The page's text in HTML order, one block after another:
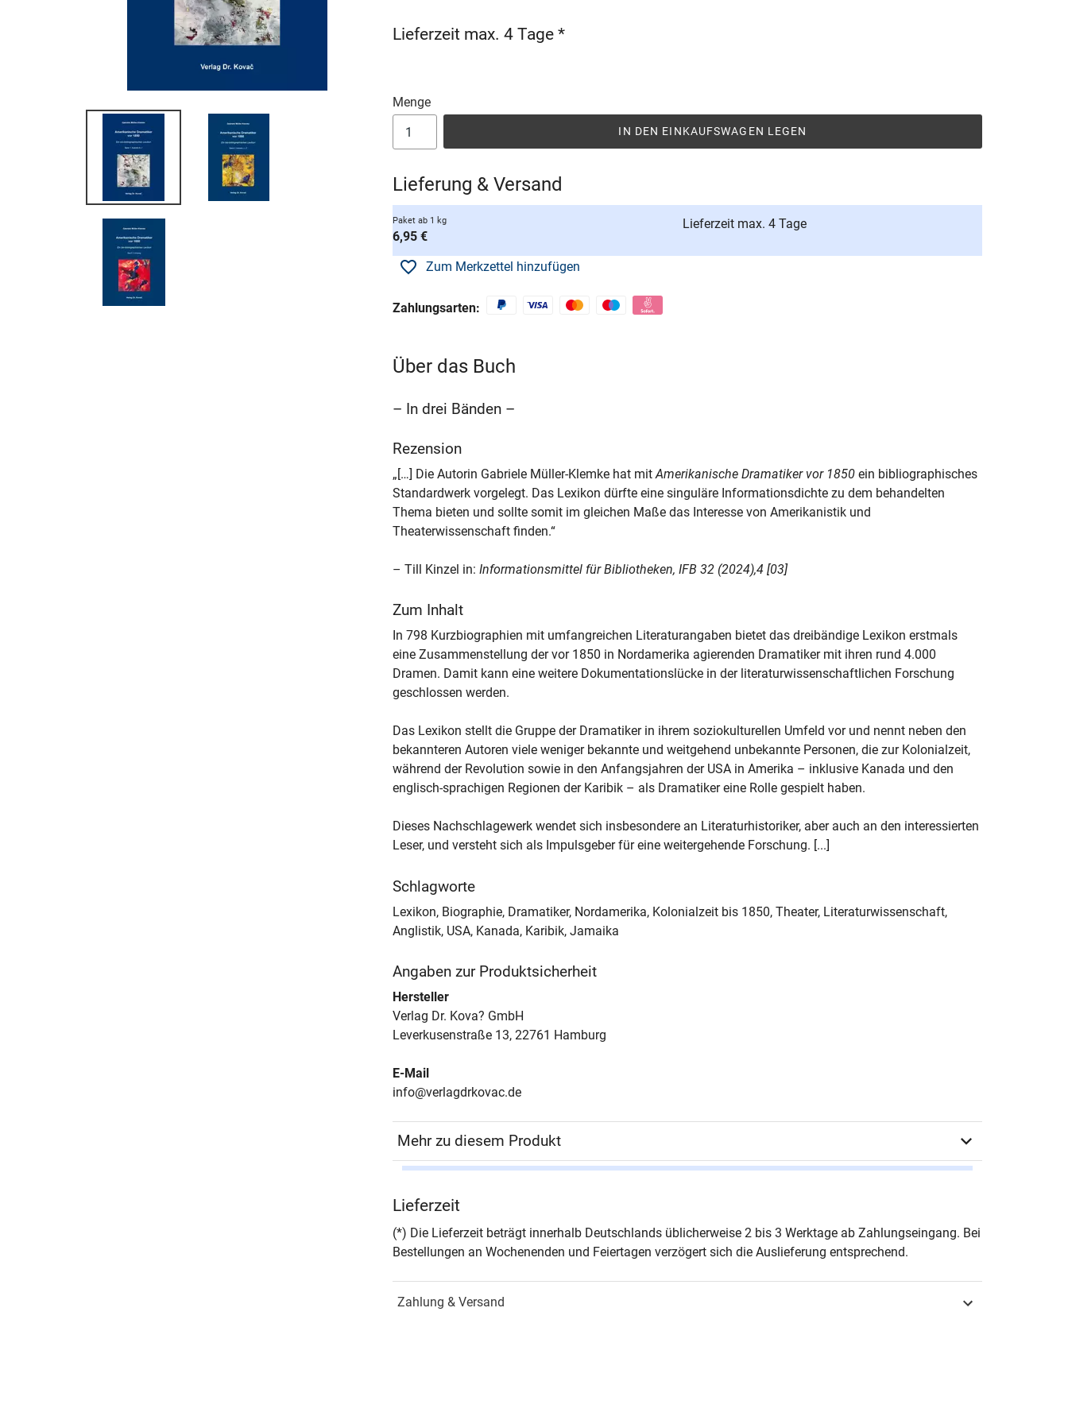
Lieferzeit max. 4 Tage *
Menge
IN DEN EINKAUFSWAGEN LEGEN
Lieferung & Versand
Paket ab 1 kg
6,95 €
Lieferzeit max. 4 Tage
Zum Merkzettel hinzufügen
Zahlungsarten:
Über das Buch
– In drei Bänden –
Rezension
„[…] Die Autorin Gabriele Müller-Klemke hat mitAmerikanische Dramatiker vor 1850ein bibliographisches
Standardwerk vorgelegt. Das Lexikon dürfte eine singuläre Informationsdichte zu dem behandelten
Thema bieten und sollte somit im gleichen Maße das Interesse von Amerikanistik und
Theaterwissenschaft finden.“
– Till Kinzel in: Informationsmittel für Bibliotheken, IFB 32 (2024),4 [03]
Zum Inhalt
In 798 Kurzbiographien mit umfangreichen Literaturangaben bietet das dreibändige Lexikon erstmals
eine Zusammenstellung der vor 1850 in Nordamerika agierenden Dramatiker mit ihren rund 4.000
Dramen. Damit kann eine weitere Dokumentationslücke in der literaturwissenschaftlichen Forschung
geschlossen werden.
Das Lexikon stellt die Gruppe der Dramatiker in ihrem soziokulturellen Umfeld vor und nennt neben den
bekannteren Autoren viele weniger bekannte und weitgehend unbekannte Personen, die zur Kolonialzeit,
während der Revolution sowie in den Anfangsjahren der USA in Amerika – inklusive Kanada und den
englisch-sprachigen Regionen der Karibik – als Dramatiker eine Rolle gespielt haben.
Dieses Nachschlagewerk wendet sich insbesondere an Literaturhistoriker, aber auch an den interessierten
Leser, und versteht sich als Impulsgeber für eine weitergehende Forschung. [...]
Schlagworte
Lexikon, Biographie, Dramatiker, Nordamerika, Kolonialzeit bis 1850, Theater, Literaturwissenschaft,
Anglistik, USA, Kanada, Karibik, Jamaika
Angaben zur Produktsicherheit
Hersteller
Verlag Dr. Kova? GmbH
Leverkusenstraße 13, 22761 Hamburg
E-Mail
info@verlagdrkovac.de
Mehr zu diesem Produkt
Seiten 1618
– In drei Bänden –
Lieferzeit
(*) Die Lieferzeit beträgt innerhalb Deutschlands üblicherweise 2 bis 3 Werktage ab Zahlungseingang. Bei
Bestellungen an Wochenenden und Feiertagen verzögert sich die Auslieferung entsprechend.
Zahlung & Versand